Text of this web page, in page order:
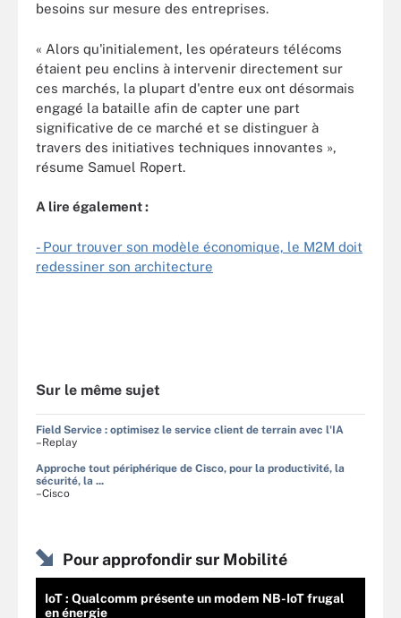
besoins sur mesure des entreprises.
« Alors qu'initialement, les opérateurs télécoms
étaient peu enclins à intervenir directement sur
ces marchés, la plupart d'entre eux ont désormais
engagé la bataille afin de capter une part
significative de ce marché et se distinguer à
travers des initiatives techniques innovantes »,
résume Samuel Ropert.
A lire également :
- Pour trouver son modèle économique, le M2M doit
redessiner son architecture
Sur le même sujet
Field Service : optimisez le service client de terrain avec l'IA
–Replay
Approche tout périphérique de Cisco, pour la productivité, la
sécurité, la ...
–Cisco
Pour approfondir sur Mobilité
IoT : Qualcomm présente un modem NB-IoT frugal
en énergie